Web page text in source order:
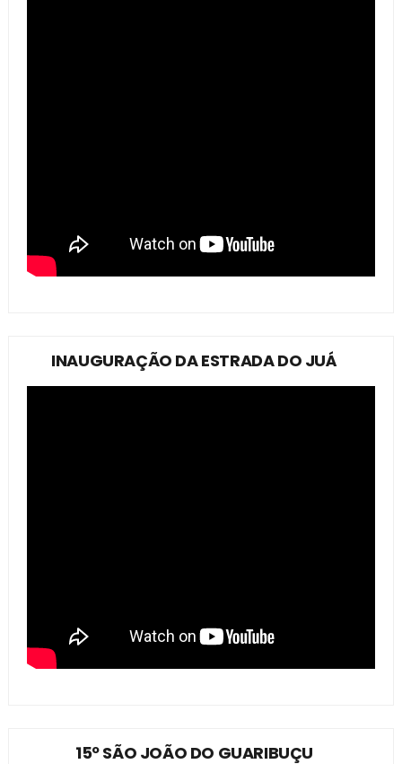
INAUGURAÇÃO DA ESTRADA DO JUÁ
15º SÃO JOÃO DO GUARIBUÇU